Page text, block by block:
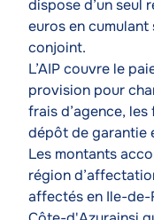
dispose d’un seul
euros en cumulant
conjoint.
L’AIP couvre le
provision pour
frais d’agence,
dépôt de garantie
Les montants
région
affectés en Ile-